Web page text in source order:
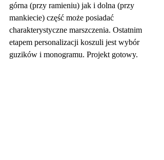
górna (przy ramieniu) jak i dolna (przy
mankiecie) część może posiadać
charakterystyczne marszczenia. Ostatnim
etapem personalizacji koszuli jest wybór
guzików i monogramu. Projekt gotowy.